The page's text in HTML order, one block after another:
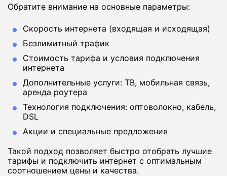
Обратите внимание на основные параметры:
Скорость интернета (входящая и исходящая)
Безлимитный трафик
Стоимость тарифа и условия подключения
интернета
Дополнительные услуги: ТВ, мобильная связь,
аренда роутера
Технология подключения: оптоволокно, кабель,
DSL
Акции и специальные предложения
Такой подход позволяет быстро отобрать лучшие
тарифы и подключить интернет с оптимальным
соотношением цены и качества.